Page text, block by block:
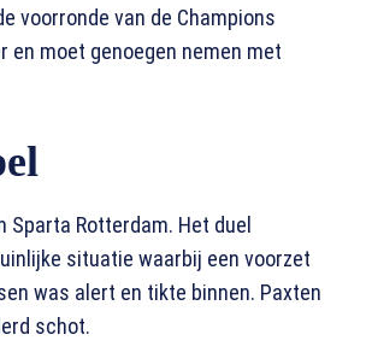
voorronde van de Champions
en moet genoegen nemen met
Rotterdam. Het duel
situatie waarbij een voorzet
was alert en tikte binnen. Paxten
schot.